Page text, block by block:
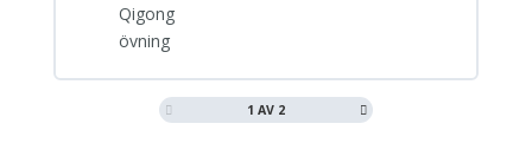
Qigong
övning
1 AV 2